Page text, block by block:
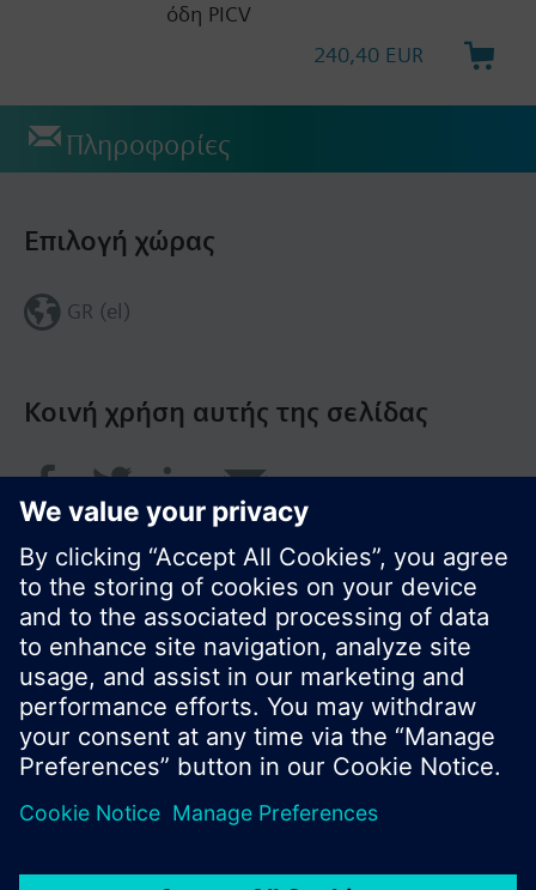
όδη PICV
240,40 EUR
Πληροφορίες
Κοινή χρήση αυτής της σελίδας
Επιλογή χώρας
GR (el)
© Siemens Greece 2017
Το χαρτοφυλάκιο προϊόντων και οι τιμές μπορεί